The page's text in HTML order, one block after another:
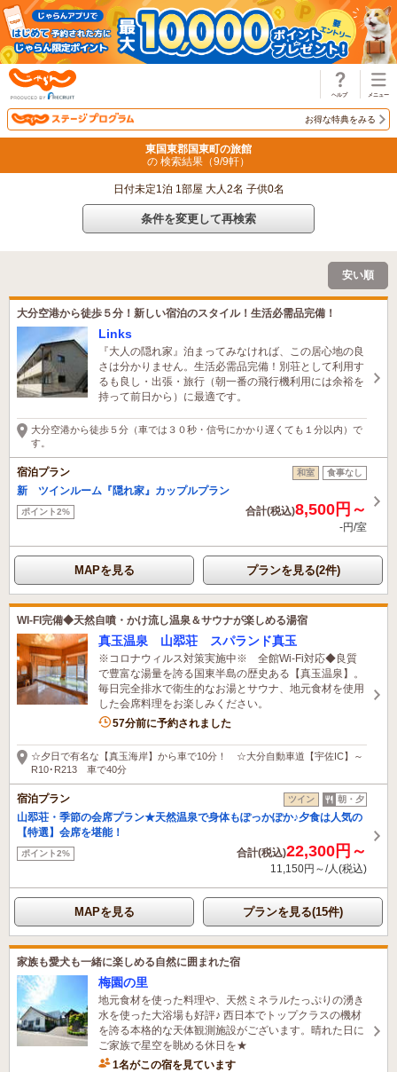
お得な特典をみる
東国東郡国東町の旅館
の 検索結果（9/9軒）
日付未定1泊 1部屋 大人2名 子供0名
条件を変更して再検索
安い順
大分空港から徒歩５分！新しい宿泊のスタイル！生活必需品完備！
Links
『大人の隠れ家』泊まってみなければ、この居心地の良
さは分かりません。生活必需品完備！別荘として利用す
るも良し・出張・旅行（朝一番の飛行機利用には余裕を
持って前日から）に最適です。
大分空港から徒歩５分（車では３０秒・信号にかかり遅くても１分以内）で
す。
宿泊プラン 和室 食事なし
新 ツインルーム『隠れ家』カップルプラン
ポイント2% 合計(税込)8,500円～
-円/室
MAPを見る プランを見る(2件)
WI-FI完備◆天然自噴・かけ流し温泉＆サウナが楽しめる湯宿
真玉温泉 山翆荘 スパランド真玉
※コロナウィルス対策実施中※ 全館Wi-Fi対応◆良質
で豊富な湯量を誇る国東半島の歴史ある【真玉温泉】。
毎日完全排水で衛生的なお湯とサウナ、地元食材を使用
した会席料理をお楽しみください。
1名がこの宿を見ています
57分前に予約されました
☆夕日で有名な【真玉海岸】から車で10分！ ☆大分自動車道【宇佐IC】～
R10･R213 車で40分
宿泊プラン ツイン 朝・夕
山翆荘・季節の会席プラン★天然温泉で身体もぽっかぽか♪夕食は人気の
【特選】会席を堪能！
ポイント2% 合計(税込)22,300円～
11,150円～/人(税込)
MAPを見る プランを見る(15件)
家族も愛犬も一緒に楽しめる自然に囲まれた宿
梅園の里
地元食材を使った料理や、天然ミネラルたっぷりの湧き
水を使った大浴場も好評♪ 西日本でトップクラスの機材
を誇る本格的な天体観測施設がございます。晴れた日に
ご家族で星空を眺める休日を★
1名がこの宿を見ています